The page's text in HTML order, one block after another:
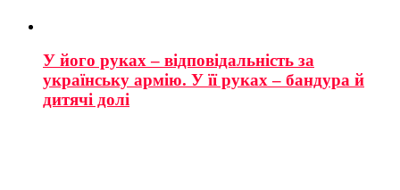
У його руках – відповідальність за
українську армію. У її руках – бандура й
дитячі долі